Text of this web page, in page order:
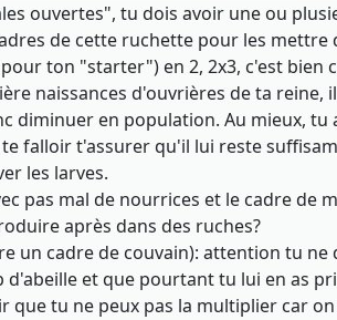
ouvertes", tu dois avoir une ou
de cette ruchette pour les mettre
ton "starter") en 2, 2x3, c'est bien
naissances d'ouvrières de ta reine,
diminuer en population. Au mieux,
falloir t'assurer qu'il lui reste
les larves.
pas mal de nourrices et le cadre de
après dans des ruches?
cadre de couvain): attention tu ne
et que pourtant tu lui en as
tu ne peux pas la multiplier car